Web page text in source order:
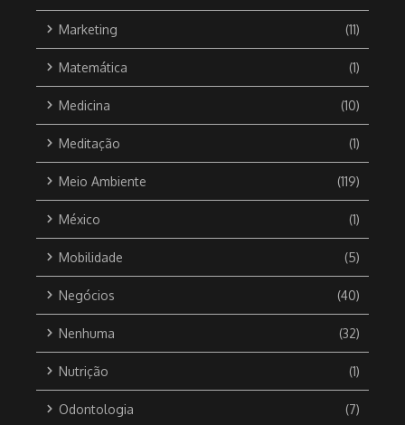
Marketing (11)
Matemática (1)
Medicina (10)
Meditação (1)
Meio Ambiente (119)
México (1)
Mobilidade (5)
Negócios (40)
Nenhuma (32)
Nutrição (1)
Odontologia (7)